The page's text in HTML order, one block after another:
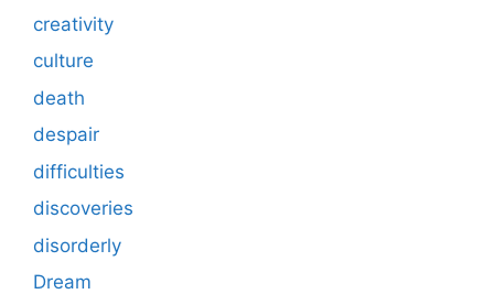
creativity
culture
death
despair
difficulties
discoveries
disorderly
Dream